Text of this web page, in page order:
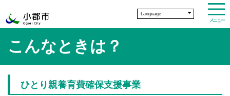
Language
メニュー
こんなときは？
ひとり親養育費確保支援事業